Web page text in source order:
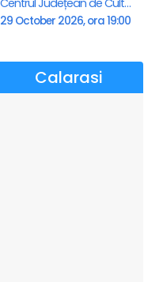
29 October 2026, ora 19:00
Calarasi